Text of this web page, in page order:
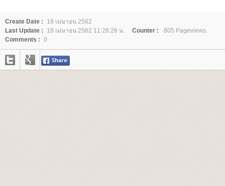
Create Date :
18 เมษายน 2562
Last Update :
18 เมษายน 2562 11:26:26 น. Counter :
805 Pageviews.
Comments : 0